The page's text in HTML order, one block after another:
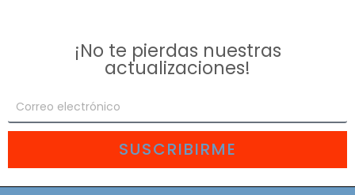
¡No te pierdas nuestras
actualizaciones!
SUSCRIBIRME